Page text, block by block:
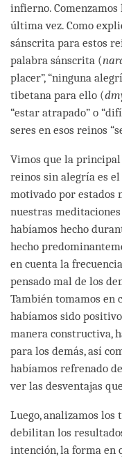
infierno.
última vez. Como
sánscrita para estos
palabra sánscrita (
placer”, “ninguna
tibetana para ello (
“estar atrapado” o
seres en esos reinos
Vimos que la
reinos sin alegría es
motivado por estados
nuestras
habíamos hecho
hecho
en cuenta la
pensado mal de los
También tomamos en
habíamos sido
manera constructiva,
para los demás, así
habíamos refrenado
ver las desventajas
Luego, analizamos
debilitan los
intención, la forma en